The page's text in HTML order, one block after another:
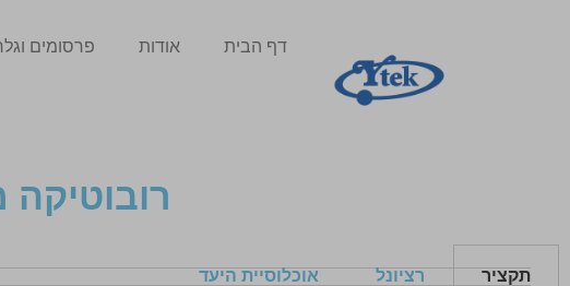
דף הבית אודות פרסומים
רובוטיקה
תקציר רציונל אוכלוסיית היעד